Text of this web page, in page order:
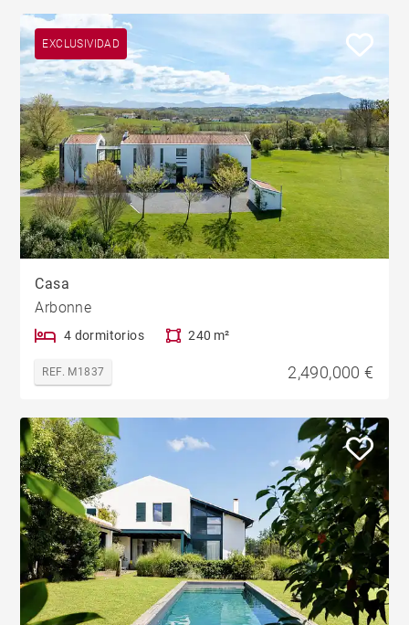
EXCLUSIVIDAD
Casa
Arbonne
4 dormitorios 240 m²
REF. M1837 2,490,000 €